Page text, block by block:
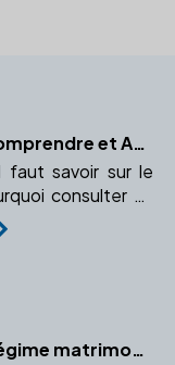
Le PACS : Comprendre et Agir avec l'Aide d'un Notaire
faut savoir sur le
consulter un
Notaire et régime matrimonial : Quelles conséquences lors d'un divorce ?